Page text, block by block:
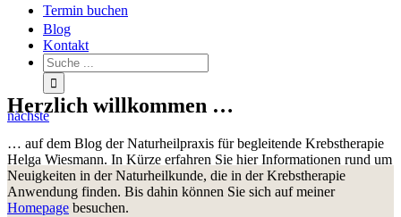
Termin buchen
Blog
Kontakt
nächste
Herzlich willkommen …
… auf dem Blog der Naturheilpraxis für begleitende Krebstherapie
Helga Wiesmann. In Kürze erfahren Sie hier Informationen rund um
Neuigkeiten in der Naturheilkunde, die in der Krebstherapie
Anwendung finden. Bis dahin können Sie sich auf meiner
Homepage besuchen.